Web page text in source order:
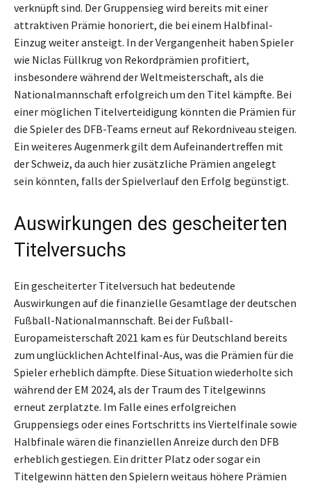
verknüpft sind. Der Gruppensieg wird bereits mit einer
attraktiven Prämie honoriert, die bei einem Halbfinal-
Einzug weiter ansteigt. In der Vergangenheit haben Spieler
wie Niclas Füllkrug von Rekordprämien profitiert,
insbesondere während der Weltmeisterschaft, als die
Nationalmannschaft erfolgreich um den Titel kämpfte. Bei
einer möglichen Titelverteidigung könnten die Prämien für
die Spieler des DFB-Teams erneut auf Rekordniveau steigen.
Ein weiteres Augenmerk gilt dem Aufeinandertreffen mit
der Schweiz, da auch hier zusätzliche Prämien angelegt
sein könnten, falls der Spielverlauf den Erfolg begünstigt.
Auswirkungen des gescheiterten
Titelversuchs
Ein gescheiterter Titelversuch hat bedeutende
Auswirkungen auf die finanzielle Gesamtlage der deutschen
Fußball-Nationalmannschaft. Bei der Fußball-
Europameisterschaft 2021 kam es für Deutschland bereits
zum unglücklichen Achtelfinal-Aus, was die Prämien für die
Spieler erheblich dämpfte. Diese Situation wiederholte sich
während der EM 2024, als der Traum des Titelgewinns
erneut zerplatzte. Im Falle eines erfolgreichen
Gruppensiegs oder eines Fortschritts ins Viertelfinale sowie
Halbfinale wären die finanziellen Anreize durch den DFB
erheblich gestiegen. Ein dritter Platz oder sogar ein
Titelgewinn hätten den Spielern weitaus höhere Prämien